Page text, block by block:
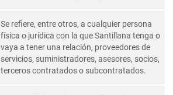
Se refiere, entre otros, a cualquier persona
física o jurídica con la que Santillana tenga o
vaya a tener una relación, proveedores de
servicios, suministradores, asesores, socios,
terceros contratados o subcontratados.